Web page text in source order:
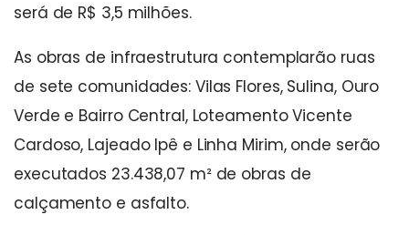
será de R$ 3,5 milhões.
As obras de infraestrutura contemplarão ruas
de sete comunidades: Vilas Flores, Sulina, Ouro
Verde e Bairro Central, Loteamento Vicente
Cardoso, Lajeado Ipê e Linha Mirim, onde serão
executados 23.438,07 m² de obras de
calçamento e asfalto.